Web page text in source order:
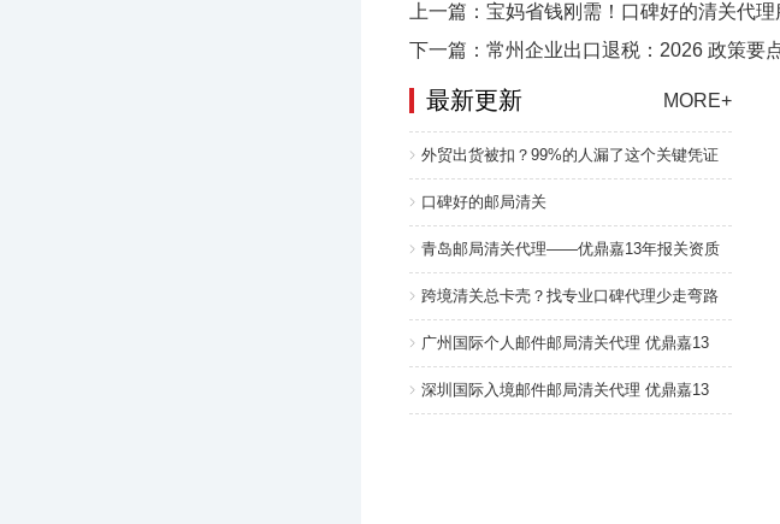
上一篇：宝妈省钱刚需！口碑好的清关代
下一篇：常州企业出口退税：2026 政策要
最新更新 MORE+
外贸出货被扣？99%的人漏了这个关键凭证
口碑好的邮局清关
青岛邮局清关代理——优鼎嘉13年报关资质
跨境清关总卡壳？找专业口碑代理少走弯路
广州国际个人邮件邮局清关代理 优鼎嘉13
深圳国际入境邮件邮局清关代理 优鼎嘉13